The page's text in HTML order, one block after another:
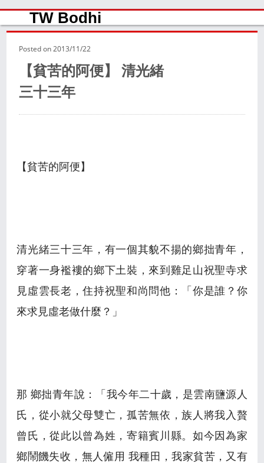
TW Bodhi
Posted on2013/11/22
【貧苦的阿便】 清光緒
三十三年
【貧苦的阿便】
清光緒三十三年，有一個其貌不揚的鄉拙青年，
穿著一身襤褸的鄉下土裝，來到雞足山祝聖寺求
見虛雲長老，住持祝聖和尚問他：「你是誰？你
來求見虛老做什麼？」
那 鄉拙青年說：「我今年二十歲，是雲南鹽源人
氏，從小就父母雙亡，孤苦無依，族人將我入贅
曾氏，從此以曾為姓，寄籍賓川縣。如今因為家
鄉鬧饑失收，無人僱用 我種田，我家貧苦，又有